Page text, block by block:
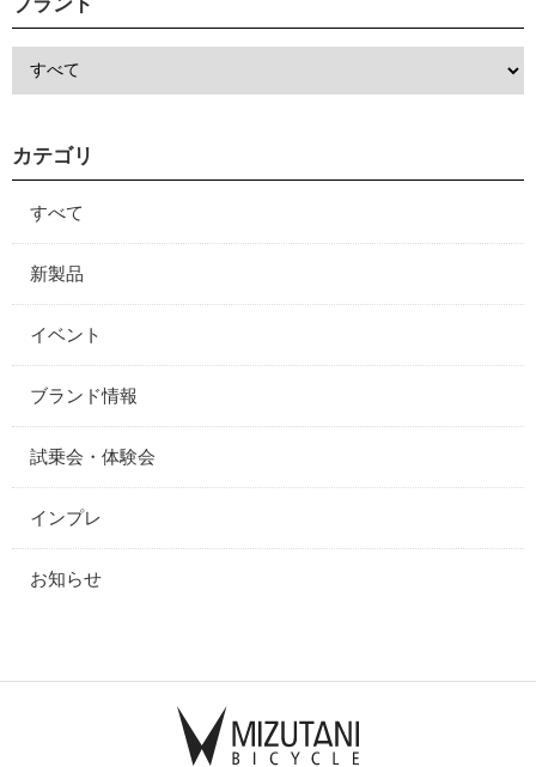
カテゴリ
すべて
新製品
イベント
ブランド情報
試乗会・体験会
インプレ
お知らせ